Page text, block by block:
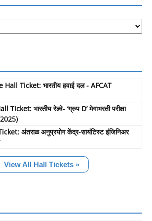
Ticket: भारतीय हवाई दल - AFCAT
भारतीय रेल्वे- ‘ग्रुप D’ मेगाभरती परीक्षा
अंतराळ अनुप्रयोग केंद्र-सायंटिस्ट इंजिनिअर
View All Hall Tickets »